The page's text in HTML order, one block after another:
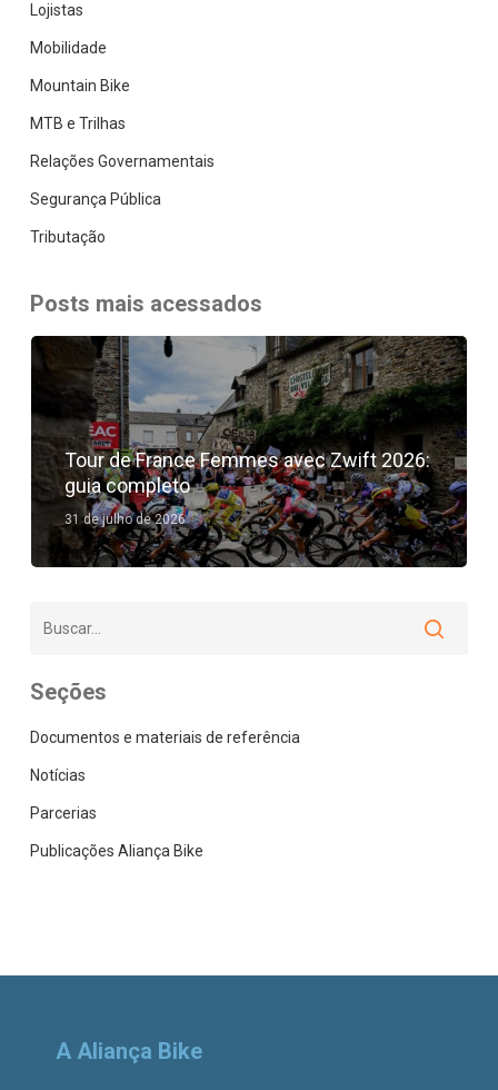
Lojistas
Mobilidade
Mountain Bike
MTB e Trilhas
Relações Governamentais
Segurança Pública
Tributação
Posts mais acessados
Tour de France Femmes avec Zwift 2026:
guia completo
31 de julho de 2026
Seções
Documentos e materiais de referência
Notícias
Parcerias
Publicações Aliança Bike
A Aliança Bike